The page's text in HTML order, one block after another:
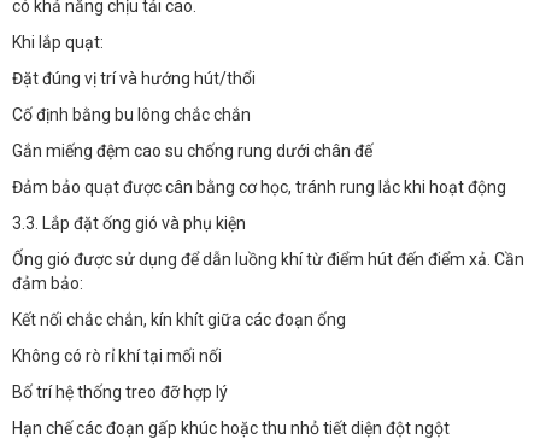
có khả năng chịu tải cao.
Khi lắp quạt:
Đặt đúng vị trí và hướng hút/thổi
Cố định bằng bu lông chắc chắn
Gắn miếng đệm cao su chống rung dưới chân đế
Đảm bảo quạt được cân bằng cơ học, tránh rung lắc khi hoạt động
3.3. Lắp đặt ống gió và phụ kiện
Ống gió được sử dụng để dẫn luồng khí từ điểm hút đến điểm xả. Cần
đảm bảo:
Kết nối chắc chắn, kín khít giữa các đoạn ống
Không có rò rỉ khí tại mối nối
Bố trí hệ thống treo đỡ hợp lý
Hạn chế các đoạn gấp khúc hoặc thu nhỏ tiết diện đột ngột